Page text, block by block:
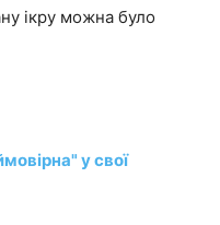
ікру можна було
у свої